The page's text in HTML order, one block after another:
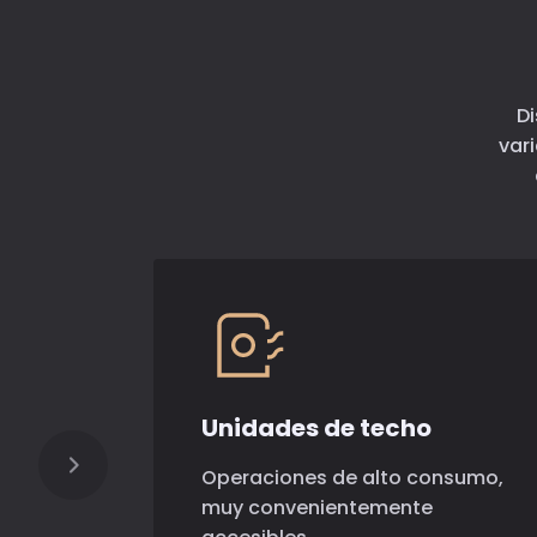
Unidades de techo
Operaciones de alto consumo,
muy convenientemente